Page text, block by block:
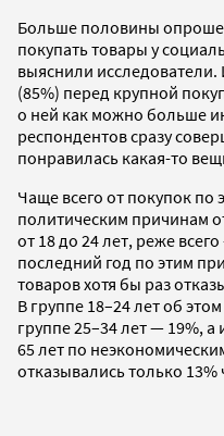
Больше половины
покупать товары у
выяснили
(85%) перед крупной
о ней как можно больше
респондентов сразу
понравилась какая-то
Чаще всего от покупок
политическим причинам
от 18 до 24 лет, реже
последний год по этим
товаров хотя бы раз
В группе 18–24 лет об
группе 25–34 лет — 19%,
65 лет по
отказывались только 13%